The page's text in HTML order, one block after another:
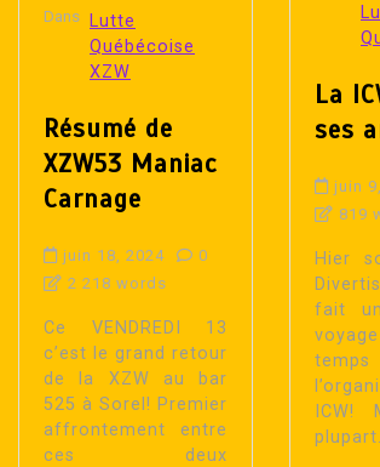
Dans
Lutte
Québécoise
XZW
Résumé de
XZW53 Maniac
Carnage
juin 18, 2024
0
2 218 words
Ce VENDREDI 13
c’est le grand retour
de la XZW au bar
525 à Sorel! Premier
affrontement entre
ces deux
La
ses
juin
819
Hier
fait
ICW!